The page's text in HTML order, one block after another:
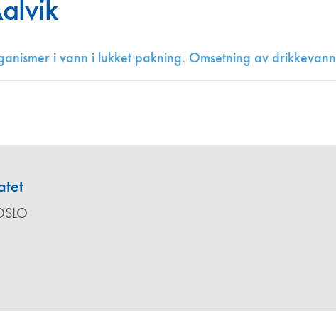
i vann i lukket pakning. Omsetning av drikkevann